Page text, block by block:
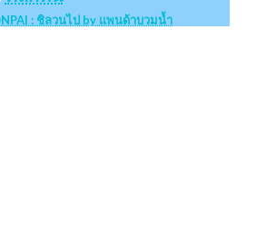
: ชิลวนไป by แพนด้าบวมน้ำ